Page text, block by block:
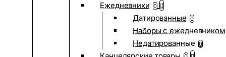
Ежедневники 0
Датированные 0
Наборы с ежедневником
Недатированные 0